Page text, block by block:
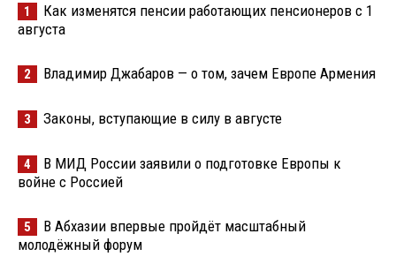
1
Как изменятся пенсии работающих пенсионеров с 1
августа
2 Владимир Джабаров — о том, зачем Европе Армения
3 Законы, вступающие в силу в августе
4
В МИД России заявили о подготовке Европы к
войне с Россией
5
В Абхазии впервые пройдёт масштабный
молодёжный форум